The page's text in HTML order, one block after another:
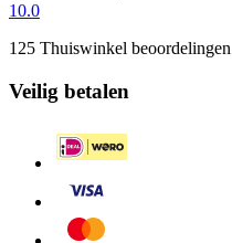
10.0
125 Thuiswinkel beoordelingen
Veilig betalen